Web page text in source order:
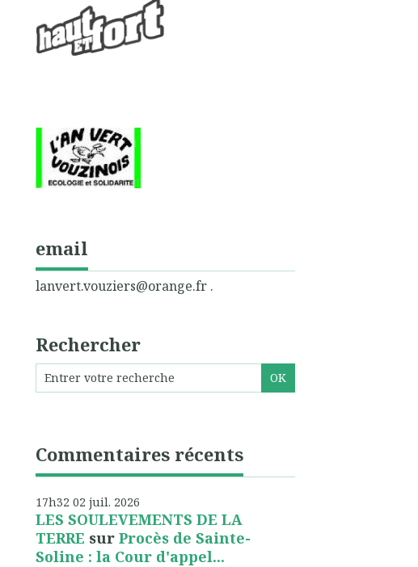
email
lanvert.vouziers@orange.fr .
Rechercher
Commentaires récents
17h32 02 juil. 2026
LES SOULEVEMENTS DE LA
TERRE sur Procès de Sainte-
Soline : la Cour d'appel...